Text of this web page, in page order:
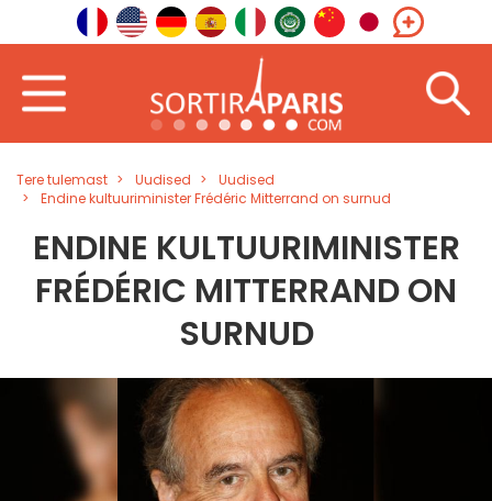
Tere tulemast Uudised
Uudised
Endine kultuuriminister Frédéric Mitterrand on surnud
ENDINE KULTUURIMINISTER
FRÉDÉRIC MITTERRAND ON
SURNUD